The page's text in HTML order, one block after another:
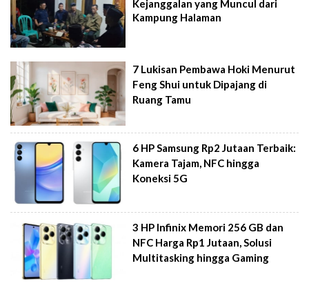
Kejanggalan yang Muncul dari
Kampung Halaman
7 Lukisan Pembawa Hoki Menurut
Feng Shui untuk Dipajang di
Ruang Tamu
6 HP Samsung Rp2 Jutaan Terbaik:
Kamera Tajam, NFC hingga
Koneksi 5G
3 HP Infinix Memori 256 GB dan
NFC Harga Rp1 Jutaan, Solusi
Multitasking hingga Gaming